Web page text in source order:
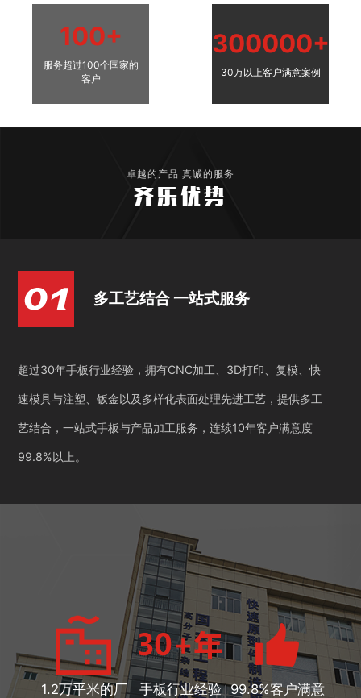
100+
服务超过100个国家的
客户
300000+
30万以上客户满意案例
卓越的产品 真诚的服务
齐乐优势
多工艺结合 一站式服务
超过30年手板行业经验，拥有CNC加工、3D打印、复模、快
速模具与注塑、钣金以及多样化表面处理先进工艺，提供多工
艺结合，一站式手板与产品加工服务，连续10年客户满意度
99.8%以上。
1.2万平米的厂
手板行业经验 99.8%客户满意